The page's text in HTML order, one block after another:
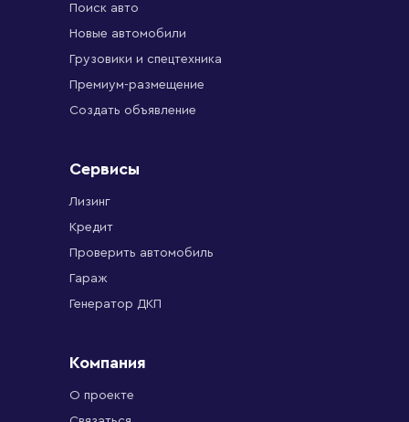
Поиск авто
Новые автомобили
Грузовики и спецтехника
Премиум-размещение
Создать объявление
Сервисы
Лизинг
Кредит
Проверить автомобиль
Гараж
Генератор ДКП
Компания
О проекте